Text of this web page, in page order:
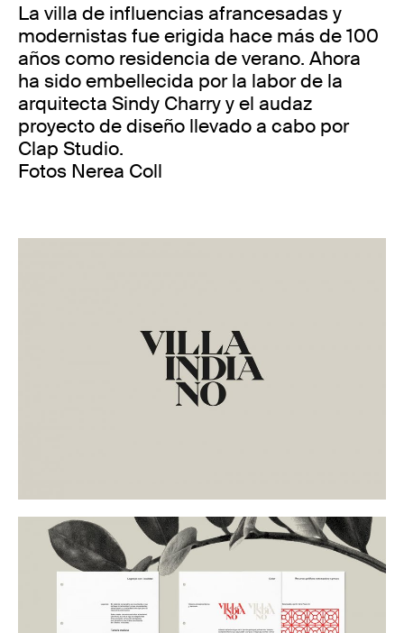
La villa de influencias afrancesadas y
modernistas fue erigida hace más de 100
años como residencia de verano. Ahora
ha sido embellecida por la labor de la
arquitecta Sindy Charry y el audaz
proyecto de diseño llevado a cabo por
Clap Studio.
Fotos Nerea Coll